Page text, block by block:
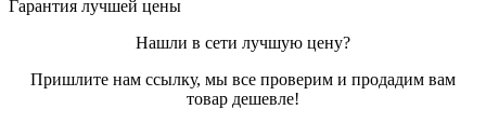
Гарантия лучшей цены
Нашли в сети лучшую цену?
Пришлите нам ссылку, мы все проверим и продадим вам
товар дешевле!